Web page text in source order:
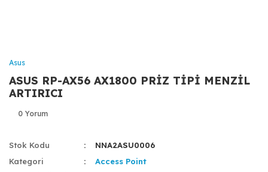
Asus
ASUS RP-AX56 AX1800 PRİZ TİPİ MENZİL
ARTIRICI
0 Yorum
Stok Kodu
NNA2ASU0006
Kategori
Access Point